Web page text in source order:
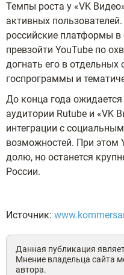
Темпы роста у «VK
активных
российские платформы
превзойти YouTube по
догнать его в отдельных
госпрограммы и
До конца года
аудитории Rutube и «VK
интеграции с
возможностей. При этом
долю, но останется
России.
Источник:
Данная публикация
Мнение владельца сайта
автора.